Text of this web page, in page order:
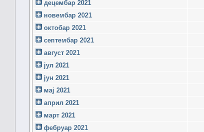
децембар 2021
новембар 2021
октобар 2021
септембар 2021
август 2021
јул 2021
јун 2021
мај 2021
април 2021
март 2021
фебруар 2021